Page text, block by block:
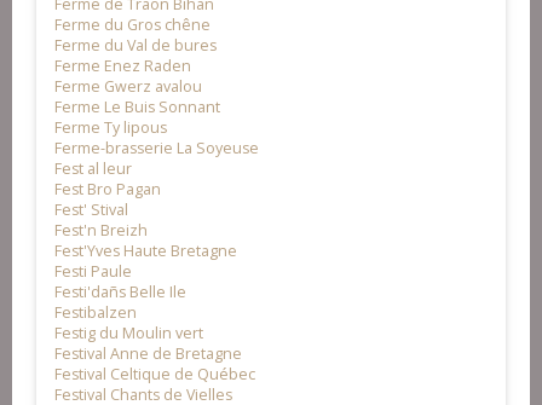
Ferme de Traon Bihan
Ferme du Gros chêne
Ferme du Val de bures
Ferme Enez Raden
Ferme Gwerz avalou
Ferme Le Buis Sonnant
Ferme Ty lipous
Ferme-brasserie La Soyeuse
Fest al leur
Fest Bro Pagan
Fest' Stival
Fest'n Breizh
Fest'Yves Haute Bretagne
Festi Paule
Festi'dañs Belle Ile
Festibalzen
Festig du Moulin vert
Festival Anne de Bretagne
Festival Celtique de Québec
Festival Chants de Vielles